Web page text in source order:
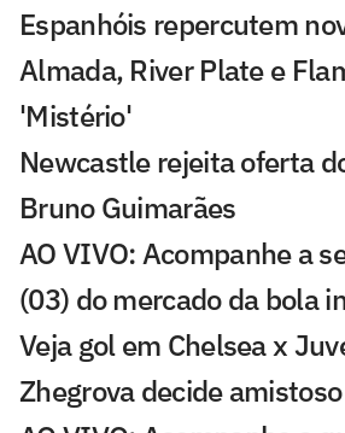
Espanhóis repercutem
Almada, River Plate e
'Mistério'
Newcastle rejeita oferta
Bruno Guimarães
AO VIVO: Acompanhe a
(03) do mercado da bola
Veja gol em Chelsea x
Zhegrova decide amistoso